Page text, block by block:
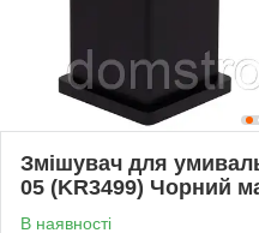
Змішувач для
05 (KR3499) Чорний
В наявності